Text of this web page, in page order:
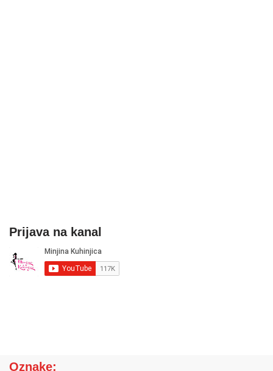
Prijava na kanal
Oznake: